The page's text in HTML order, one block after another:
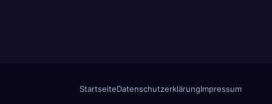
StartseiteDatenschutzerklärungImpressum